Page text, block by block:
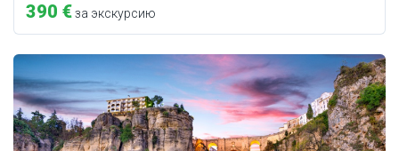
390 €за экскурсию